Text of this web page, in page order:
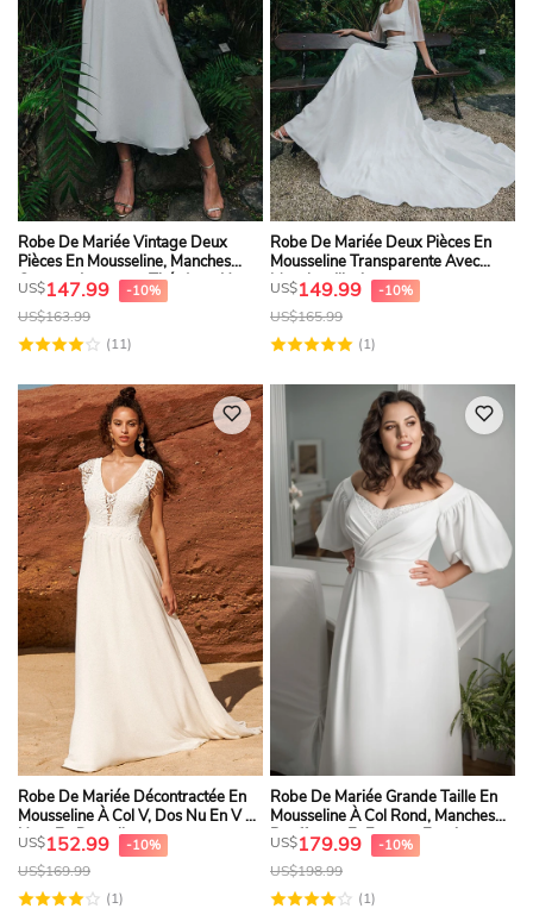
Robe De Mariée Vintage Deux
Pièces En Mousseline, Manches
Courtes, Longueur Thé, Avec Haut
En Dentelle
US$147.99 -10%
US$163.99
(11)
Robe De Mariée Deux Pièces En
Mousseline Transparente Avec
Manches Illusion
US$149.99 -10%
US$165.99
(1)
Robe De Mariée Décontractée En
Mousseline À Col V, Dos Nu En V Et
Haut En Dentelle
US$152.99 -10%
US$169.99
(1)
Robe De Mariée Grande Taille En
Mousseline À Col Rond, Manches
Bouffantes Et Fronces Empire
US$179.99 -10%
US$198.99
(1)